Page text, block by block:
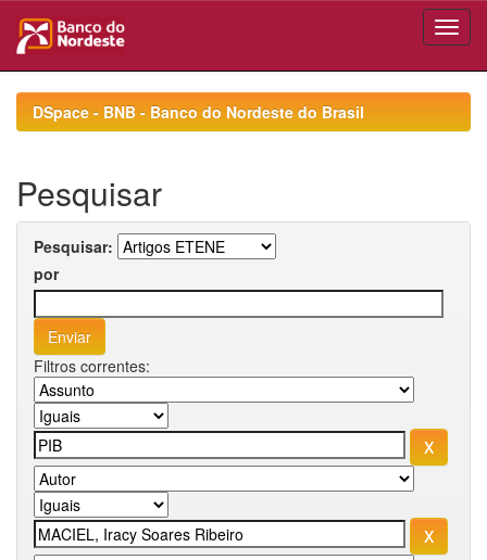
navigationDSpace - BNB - Banco do Nordeste do Brasil
Pesquisar
Pesquisar:
por
Filtros correntes: